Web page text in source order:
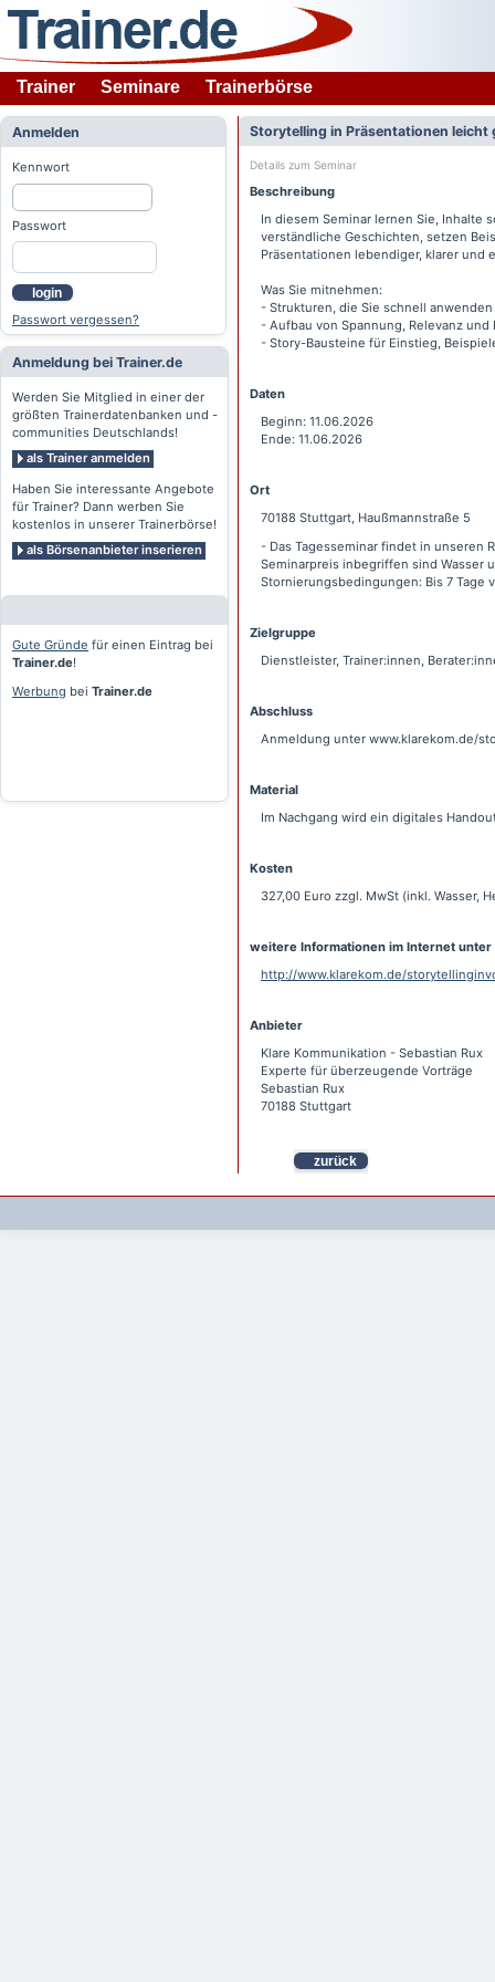
Trainer Seminare Trainerbörse
Anmelden
Kennwort
Passwort
login
Passwort vergessen?
Anmeldung bei Trainer.de
Werden Sie Mitglied in einer der
größten Trainerdatenbanken und -
communities Deutschlands!
als Trainer anmelden
Haben Sie interessante Angebote
für Trainer? Dann werben Sie
kostenlos in unserer Trainerbörse!
als Börsenanbieter inserieren
Gute Gründe für einen Eintrag bei
Trainer.de!
Werbung bei Trainer.de
Storytelling in Präsentationen leicht
Details zum Seminar
Beschreibung
In diesem Seminar lernen Sie, Inhalte
verständliche Geschichten, setzen
Präsentationen lebendiger, klarer und
Was Sie mitnehmen:
- Strukturen, die Sie schnell
- Aufbau von Spannung, Relevanz und
- Story-Bausteine für Einstieg,
Daten
Beginn: 11.06.2026
Ende: 11.06.2026
Ort
70188 Stuttgart, Haußmannstraße 5
- Das Tagesseminar findet in unseren
Seminarpreis inbegriffen sind Wasser
Stornierungsbedingungen: Bis 7 Tage
Zielgruppe
Dienstleister, Trainer:innen,
Abschluss
Anmeldung unter www.klarekom.de/
Material
Im Nachgang wird ein digitales
Kosten
327,00 Euro zzgl. MwSt (inkl. Wasser,
weitere Informationen im Internet unter
http://www.klarekom.de/
Anbieter
Klare Kommunikation - Sebastian Rux
Experte für überzeugende Vorträge
Sebastian Rux
70188 Stuttgart
zurück